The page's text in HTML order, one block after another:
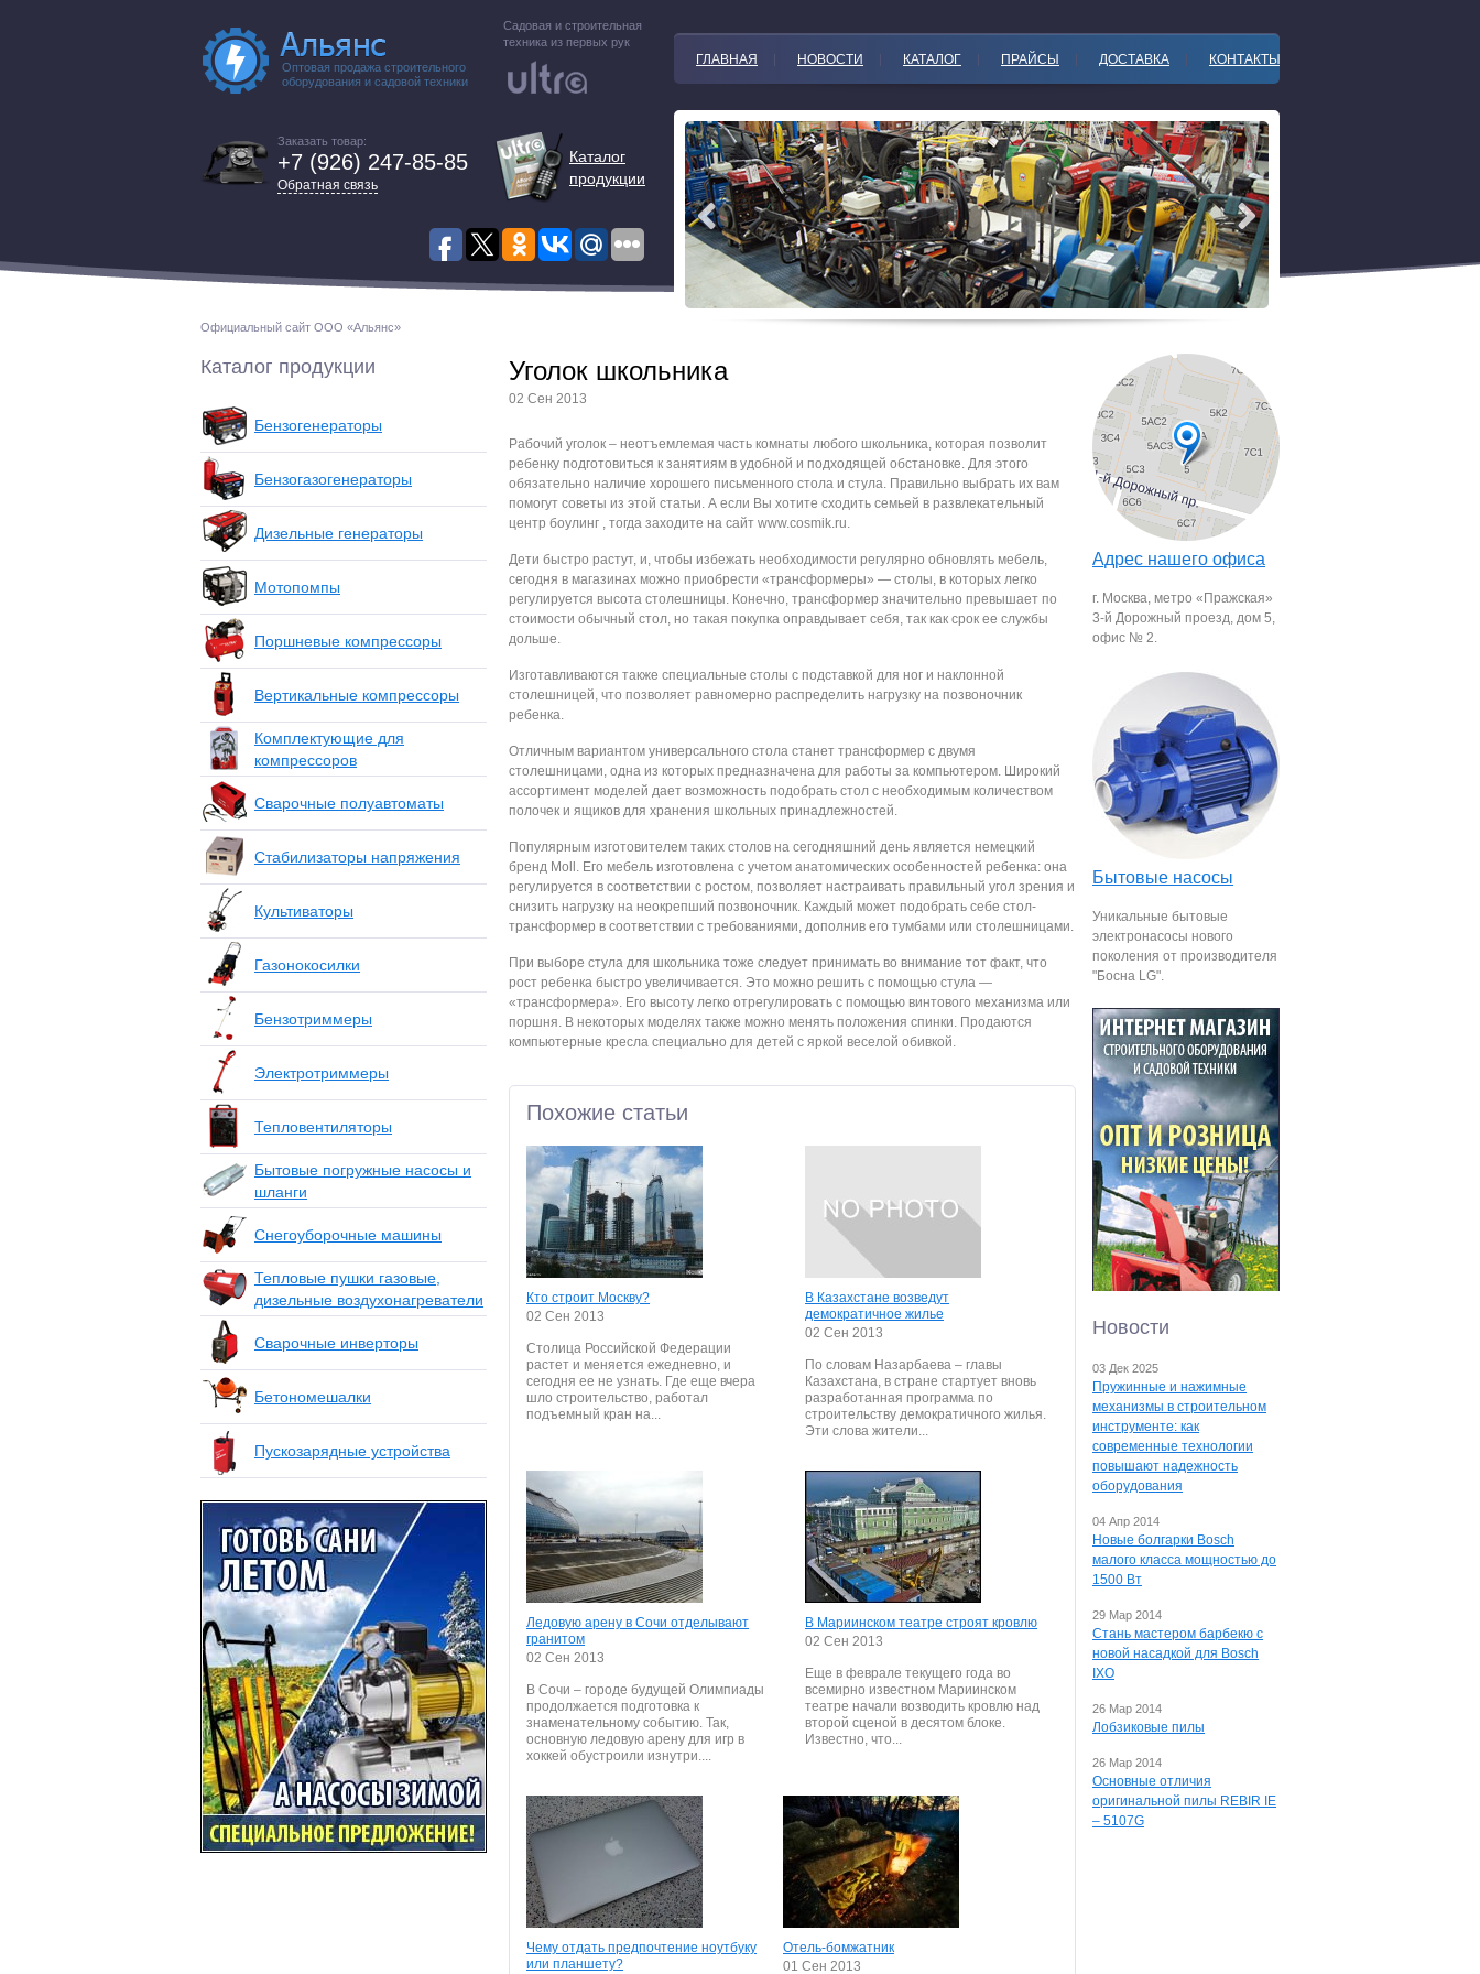
Оптовая продажа строительного
оборудования и садовой техники
Садовая и строительная
техника из первых рук
Заказать товар:
+7 (926) 247-85-85
Обратная связь
Каталог
продукции
Официальный сайт ООО «Альянс»
ГЛАВНАЯ НОВОСТИ КАТАЛОГ ПРАЙСЫ ДОСТАВКА КОНТАКТЫ
Каталог продукции
Бензогенераторы
Бензогазогенераторы
Дизельные генераторы
Мотопомпы
Поршневые компрессоры
Вертикальные компрессоры
Комплектующие для
компрессоров
Сварочные полуавтоматы
Стабилизаторы напряжения
Культиваторы
Газонокосилки
Бензотриммеры
Электротриммеры
Тепловентиляторы
Бытовые погружные насосы и
шланги
Снегоуборочные машины
Тепловые пушки газовые,
дизельные воздухонагреватели
Сварочные инверторы
Бетономешалки
Пускозарядные устройства
Уголок школьника
02 Сен 2013
Рабочий уголок – неотъемлемая часть комнаты любого школьника, которая позволит
ребенку подготовиться к занятиям в удобной и подходящей обстановке. Для этого
обязательно наличие хорошего письменного стола и стула. Правильно выбрать их вам
помогут советы из этой статьи. А если Вы хотите сходить семьей в развлекательный
центр боулинг , тогда заходите на сайт www.cosmik.ru.
Дети быстро растут, и, чтобы избежать необходимости регулярно обновлять мебель,
сегодня в магазинах можно приобрести «трансформеры» — столы, в которых легко
регулируется высота столешницы. Конечно, трансформер значительно превышает по
стоимости обычный стол, но такая покупка оправдывает себя, так как срок ее службы
дольше.
Изготавливаются также специальные столы с подставкой для ног и наклонной
столешницей, что позволяет равномерно распределить нагрузку на позвоночник
ребенка.
Отличным вариантом универсального стола станет трансформер с двумя
столешницами, одна из которых предназначена для работы за компьютером. Широкий
ассортимент моделей дает возможность подобрать стол с необходимым количеством
полочек и ящиков для хранения школьных принадлежностей.
Популярным изготовителем таких столов на сегодняшний день является немецкий
бренд Moll. Его мебель изготовлена с учетом анатомических особенностей ребенка: она
регулируется в соответствии с ростом, позволяет настраивать правильный угол зрения и
снизить нагрузку на неокрепший позвоночник. Каждый может подобрать себе стол-
трансформер в соответствии с требованиями, дополнив его тумбами или столешницами.
При выборе стула для школьника тоже следует принимать во внимание тот факт, что
рост ребенка быстро увеличивается. Это можно решить с помощью стула —
«трансформера». Его высоту легко отрегулировать с помощью винтового механизма или
поршня. В некоторых моделях также можно менять положения спинки. Продаются
компьютерные кресла специально для детей с яркой веселой обивкой.
Похожие статьи
Кто строит Москву?
02 Сен 2013
Столица Российской Федерации
растет и меняется ежедневно, и
сегодня ее не узнать. Где еще вчера
шло строительство, работал
подъемный кран на...
В Казахстане возведут
демократичное жилье
02 Сен 2013
По словам Назарбаева – главы
Казахстана, в стране стартует вновь
разработанная программа по
строительству демократичного жилья.
Эти слова жители...
Ледовую арену в Сочи отделывают
гранитом
02 Сен 2013
В Сочи – городе будущей Олимпиады
продолжается подготовка к
знаменательному событию. Так,
основную ледовую арену для игр в
хоккей обустроили изнутри....
В Мариинском театре строят кровлю
02 Сен 2013
Еще в феврале текущего года во
всемирно известном Мариинском
театре начали возводить кровлю над
второй сценой в десятом блоке.
Известно, что...
Чему отдать предпочтение ноутбуку
или планшету?
Отель-бомжатник
01 Сен 2013
Адрес нашего офиса
г. Москва, метро «Пражская»
3-й Дорожный проезд, дом 5,
офис № 2.
Бытовые насосы
Уникальные бытовые
электронасосы нового
поколения от производителя
"Босна LG".
Новости
03 Дек 2025
Пружинные и нажимные
механизмы в строительном
инструменте: как
современные технологии
повышают надежность
оборудования
04 Апр 2014
Новые болгарки Bosch
малого класса мощностью до
1500 Вт
29 Мар 2014
Стань мастером барбекю с
новой насадкой для Bosch
IXO
26 Мар 2014
Лобзиковые пилы
26 Мар 2014
Основные отличия
оригинальной пилы REBIR IE
– 5107G